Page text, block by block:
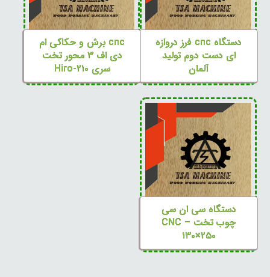
دستگاه cnc فرز دروازه
ای دست دوم تولید
آلمان
cnc برش و حکاکی ام
دی اف ۳ محور تخت
سری Hiro-۲۱۰
دستگاه سی ان سی
چوب تخت – CNC
۱۳۰×۲۵۰